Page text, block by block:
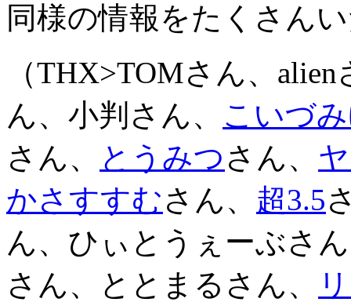
同様の情報をたくさん
（THX>TOMさん、alien
ん、小判さん、 こいづ
さん、
とうみつ さん、
かさすすむさん、 超3.5
ん、ひぃとうぇーぶさ
さん、ととまるさん、